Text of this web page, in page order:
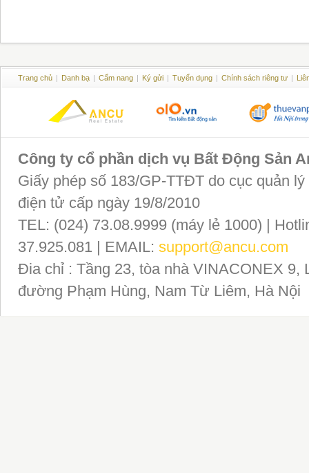
Trang chủ | Danh bạ | Cẩm nang | Ký gửi | Tuyển dụng | Chính sách riêng tư |
Công ty cổ phần dịch vụ Bất Động Sản
Giấy phép số 183/GP-TTĐT do cục quản
điện tử cấp ngày 19/8/2010
TEL: (024) 73.08.9999 (máy lẻ 1000) |
37.925.081 | EMAIL: support@ancu.com
Đia chỉ : Tầng 23, tòa nhà VINACONEX 9,
đường Phạm Hùng, Nam Từ Liêm, Hà Nội